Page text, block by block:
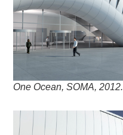
One Ocean, SOMA, 2012.